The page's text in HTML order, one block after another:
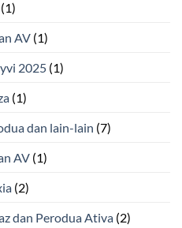
(1)
AV (1)
2025 (1)
(1)
dan lain-lain (7)
AV (1)
(2)
dan Perodua Ativa (2)